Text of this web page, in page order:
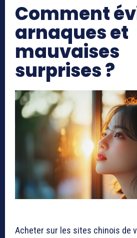
Comment
arnaques et
mauvaises
surprises ?
Acheter sur les sites chinois de